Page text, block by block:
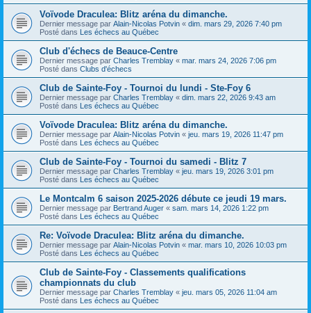
Voïvode Draculea: Blitz aréna du dimanche.
Dernier message par Alain-Nicolas Potvin « dim. mars 29, 2026 7:40 pm
Posté dans Les échecs au Québec
Club d'échecs de Beauce-Centre
Dernier message par Charles Tremblay « mar. mars 24, 2026 7:06 pm
Posté dans Clubs d'échecs
Club de Sainte-Foy - Tournoi du lundi - Ste-Foy 6
Dernier message par Charles Tremblay « dim. mars 22, 2026 9:43 am
Posté dans Les échecs au Québec
Voïvode Draculea: Blitz aréna du dimanche.
Dernier message par Alain-Nicolas Potvin « jeu. mars 19, 2026 11:47 pm
Posté dans Les échecs au Québec
Club de Sainte-Foy - Tournoi du samedi - Blitz 7
Dernier message par Charles Tremblay « jeu. mars 19, 2026 3:01 pm
Posté dans Les échecs au Québec
Le Montcalm 6 saison 2025-2026 débute ce jeudi 19 mars.
Dernier message par Bertrand Auger « sam. mars 14, 2026 1:22 pm
Posté dans Les échecs au Québec
Re: Voïvode Draculea: Blitz aréna du dimanche.
Dernier message par Alain-Nicolas Potvin « mar. mars 10, 2026 10:03 pm
Posté dans Les échecs au Québec
Club de Sainte-Foy - Classements qualifications
championnats du club
Dernier message par Charles Tremblay « jeu. mars 05, 2026 11:04 am
Posté dans Les échecs au Québec